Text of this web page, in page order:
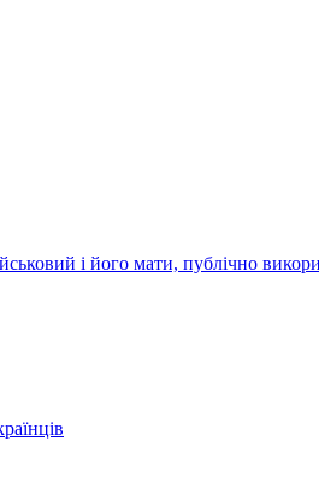
і його мати, публічно